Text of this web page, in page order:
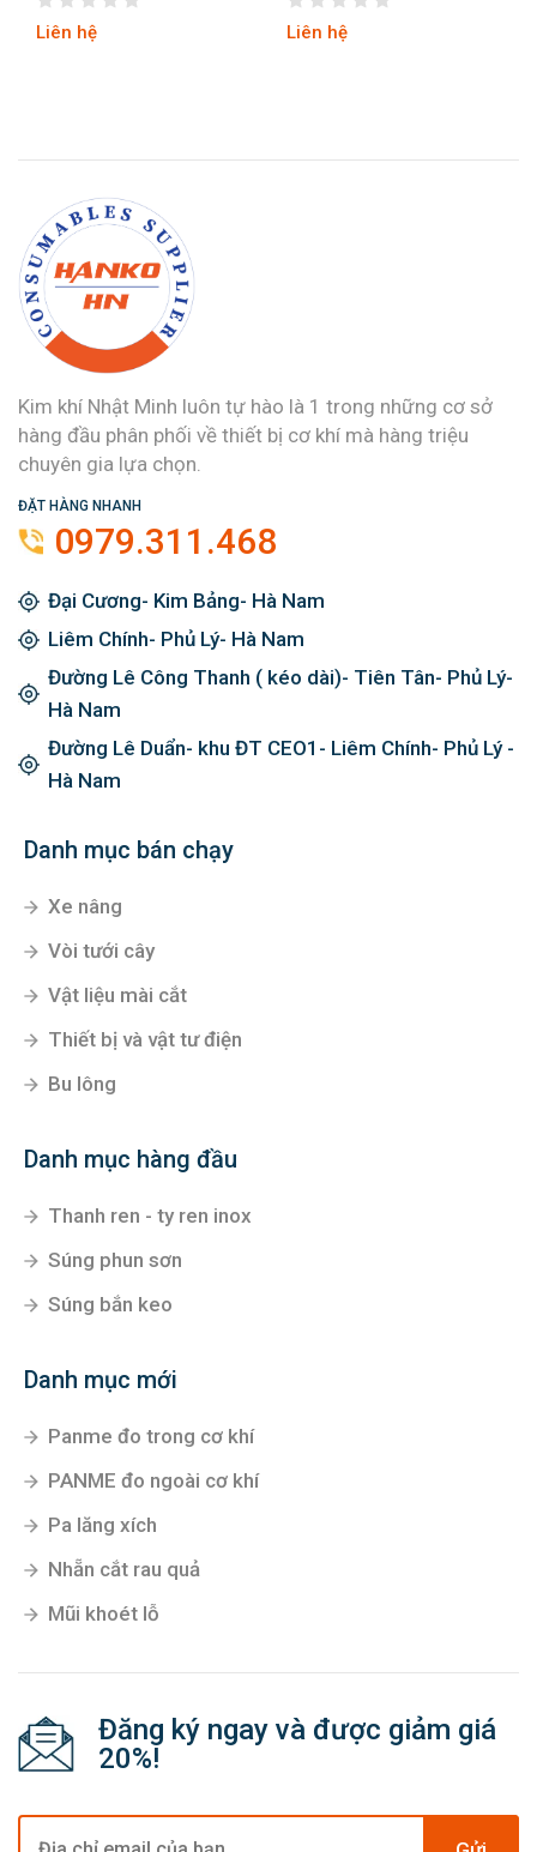
Liên hệ Liên hệ
Kim khí Nhật Minh luôn tự hào là 1 trong những cơ sở
hàng đầu phân phối về thiết bị cơ khí mà hàng triệu
chuyên gia lựa chọn.
ĐẶT HÀNG NHANH
0979.311.468
Đại Cương- Kim Bảng- Hà Nam
Liêm Chính- Phủ Lý- Hà Nam
Đường Lê Công Thanh ( kéo dài)- Tiên Tân- Phủ Lý-
Hà Nam
Đường Lê Duẩn- khu ĐT CEO1- Liêm Chính- Phủ Lý -
Hà Nam
Danh mục bán chạy
Xe nâng
Vòi tưới cây
Vật liệu mài cắt
Thiết bị và vật tư điện
Bu lông
Danh mục hàng đầu
Thanh ren - ty ren inox
Súng phun sơn
Súng bắn keo
Danh mục mới
Panme đo trong cơ khí
PANME đo ngoài cơ khí
Pa lăng xích
Nhẵn cắt rau quả
Mũi khoét lỗ
Đăng ký ngay và được giảm giá
20%!